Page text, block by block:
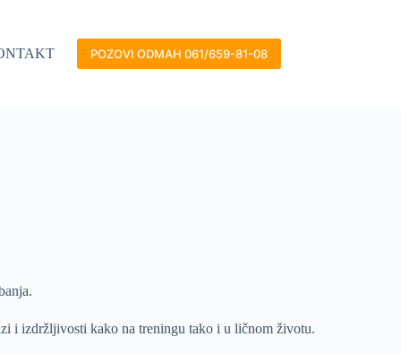
POZOVI ODMAH 061/659-81-08
i izdržljivosti kako na treningu tako i u ličnom životu.